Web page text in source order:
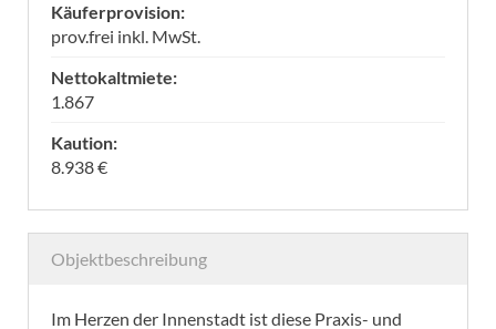
Käuferprovision:
prov.frei inkl. MwSt.
Nettokaltmiete:
1.867
Kaution:
8.938 €
Objektbeschreibung
Im Herzen der Innenstadt ist diese Praxis- und